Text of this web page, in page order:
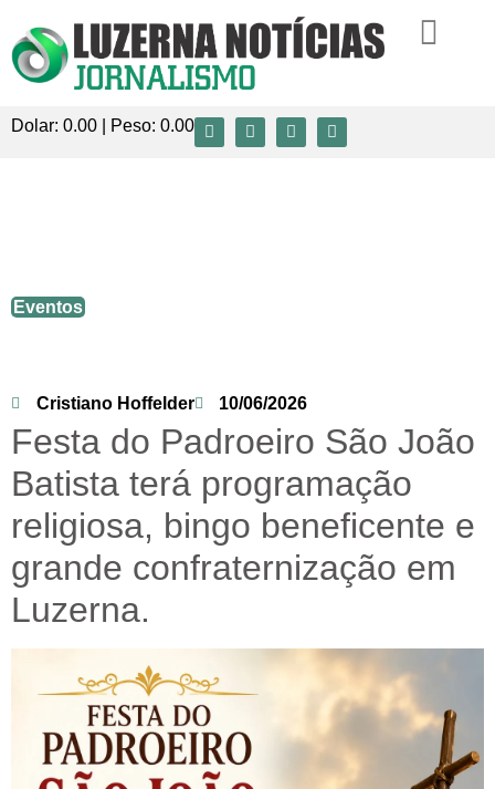
Dolar: 0.00 | Peso: 0.00
Eventos
Cristiano Hoffelder 10/06/2026
Festa do Padroeiro São João
Batista terá programação
religiosa, bingo beneficente e
grande confraternização em
Luzerna.